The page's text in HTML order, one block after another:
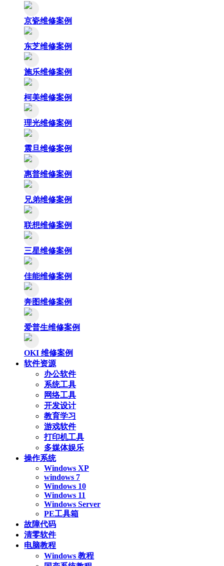
京瓷维修案例
东芝维修案例
施乐维修案例
柯美维修案例
理光维修案例
震旦维修案例
惠普维修案例
兄弟维修案例
联想维修案例
三星维修案例
佳能维修案例
奔图维修案例
爱普生维修案例
OKI 维修案例
软件资源
办公软件
系统工具
网络工具
开发设计
教育学习
游戏软件
打印机工具
多媒体娱乐
操作系统
Windows XP
windows 7
Windows 10
Windows 11
Windows Server
PE工具箱
故障代码
清零软件
电脑教程
Windows 教程